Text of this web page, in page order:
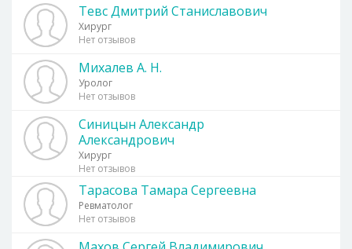
Тевс Дмитрий Станиславович
Хирург
Нет отзывов
Михалев А. Н.
Уролог
Нет отзывов
Синицын Александр
Александрович
Хирург
Нет отзывов
Тарасова Тамара Сергеевна
Ревматолог
Нет отзывов